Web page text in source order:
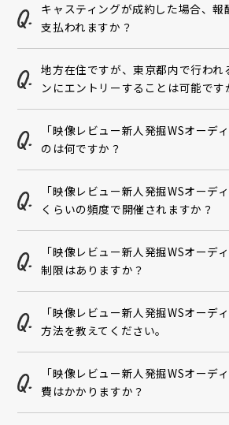
キャスティングが成約した場合、報
支払われますか？
地方在住ですが、東京都内で行われ
ンにエントリーすることは可能です
「映像レビュー新人発掘WSオーデ
のは何ですか？
「映像レビュー新人発掘WSオーデ
くらいの頻度で開催されますか？
「映像レビュー新人発掘WSオーデ
制限はありますか？
「映像レビュー新人発掘WSオーデ
方法を教えてください。
「映像レビュー新人発掘WSオーデ
費はかかりますか？